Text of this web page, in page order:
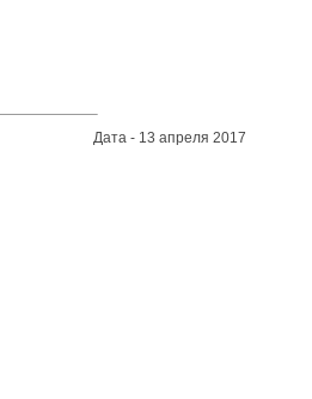
Дата - 13 апреля 2017